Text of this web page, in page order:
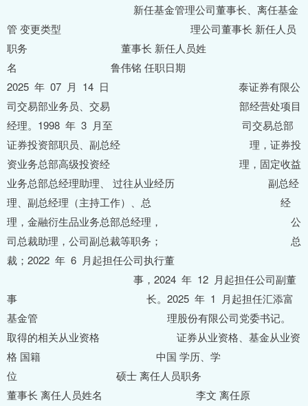
新任基金管理公司董事长、离任基金
管 变更类型 理公司董事长 新任人员
职务 董事长 新任人员姓
名 鲁伟铭 任职日期
2025 年 07 月 14 日 泰证券有限公
司交易部业务员、交易 部经营处项目
经理。1998 年 3 月至 司交易总部
证券投资部职员、副总经 理，证券投
资业务总部高级投资经 理，固定收益
业务总部总经理助理、 过往从业经历 副总经
理、副总经理（主持工作）、总 经
理，金融衍生品业务总部总经理， 公
司总裁助理，公司副总裁等职务； 总
裁；2022 年 6 月起担任公司执行董
事，2024 年 12 月起担任公司副董
事 长。2025 年 1 月起担任汇添富
基金管 理股份有限公司党委书记。
取得的相关从业资格 证券从业资格、基金从业资
格 国籍 中国 学历、学
位 硕士 离任人员职务
董事长 离任人员姓名 李文 离任原